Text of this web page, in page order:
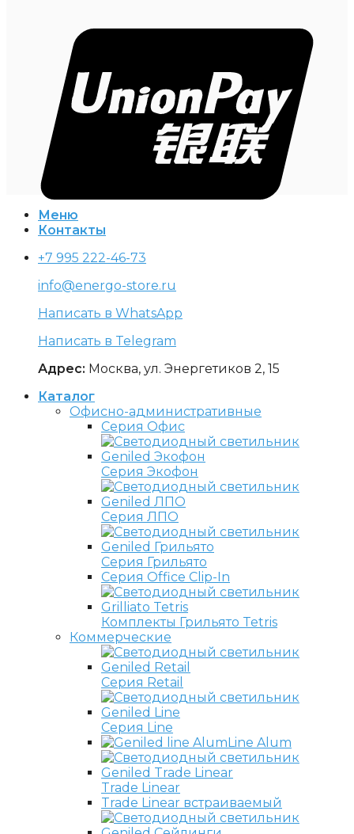
Меню
Контакты
+7 995 222-46-73
info@energo-store.ru
Написать в WhatsApp
Написать в Telegram
Адрес: Москва, ул. Энергетиков 2, 15
Каталог
Офисно-административные
Серия Офис
Серия Экофон
Серия ЛПО
Серия Грильято
Серия Office Clip-In
Комплекты Грильято Tetris
Коммерческие
Серия Retail
Серия Line
Line Alum
Trade Linear
Trade Linear встраиваемый